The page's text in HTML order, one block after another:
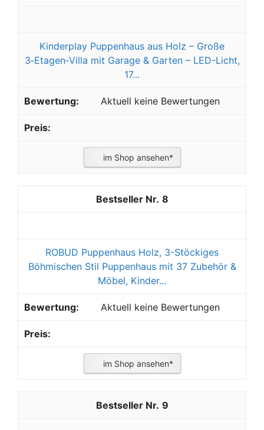
Kinderplay Puppenhaus aus Holz – Große
3‑Etagen‑Villa mit Garage & Garten – LED-Licht,
17...
Aktuell keine Bewertungen
im Shop ansehen*
8
ROBUD Puppenhaus Holz, 3-Stöckiges
Böhmischen Stil Puppenhaus mit 37 Zubehör &
Möbel, Kinder...
Aktuell keine Bewertungen
im Shop ansehen*
9